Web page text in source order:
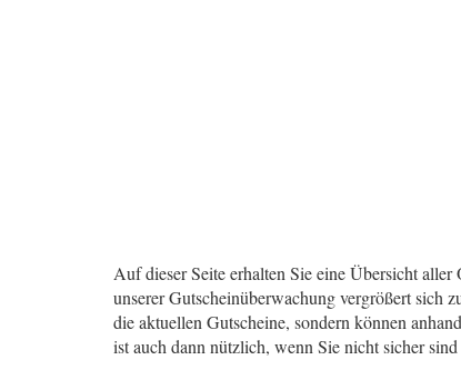
Auf dieser Seite erhalten Sie eine Übersicht
unserer Gutscheinüberwachung vergrößert sich
die aktuellen Gutscheine, sondern können
ist auch dann nützlich, wenn Sie nicht sicher